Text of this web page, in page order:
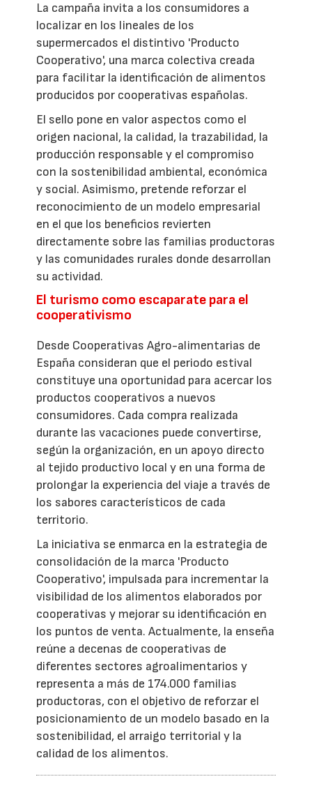
La campaña invita a los consumidores a
localizar en los lineales de los
supermercados el distintivo 'Producto
Cooperativo', una marca colectiva creada
para facilitar la identificación de alimentos
producidos por cooperativas españolas.
El sello pone en valor aspectos como el
origen nacional, la calidad, la trazabilidad, la
producción responsable y el compromiso
con la sostenibilidad ambiental, económica
y social. Asimismo, pretende reforzar el
reconocimiento de un modelo empresarial
en el que los beneficios revierten
directamente sobre las familias productoras
y las comunidades rurales donde desarrollan
su actividad.
El turismo como escaparate para el
cooperativismo
Desde Cooperativas Agro-alimentarias de
España consideran que el periodo estival
constituye una oportunidad para acercar los
productos cooperativos a nuevos
consumidores. Cada compra realizada
durante las vacaciones puede convertirse,
según la organización, en un apoyo directo
al tejido productivo local y en una forma de
prolongar la experiencia del viaje a través de
los sabores característicos de cada
territorio.
La iniciativa se enmarca en la estrategia de
consolidación de la marca 'Producto
Cooperativo', impulsada para incrementar la
visibilidad de los alimentos elaborados por
cooperativas y mejorar su identificación en
los puntos de venta. Actualmente, la enseña
reúne a decenas de cooperativas de
diferentes sectores agroalimentarios y
representa a más de 174.000 familias
productoras, con el objetivo de reforzar el
posicionamiento de un modelo basado en la
sostenibilidad, el arraigo territorial y la
calidad de los alimentos.